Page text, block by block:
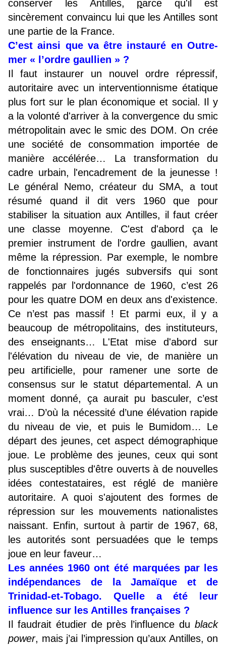
conserver les Antilles, parce qu'il est
sincèrement convaincu lui que les Antilles sont
une partie de la France.
C’est ainsi que va être instauré en Outre-
mer « l’ordre gaullien » ?
Il faut instaurer un nouvel ordre répressif,
autoritaire avec un interventionnisme étatique
plus fort sur le plan économique et social. Il y
a la volonté d'arriver à la convergence du smic
métropolitain avec le smic des DOM. On crée
une société de consommation importée de
manière accélérée… La transformation du
cadre urbain, l'encadrement de la jeunesse !
Le général Nemo, créateur du SMA, a tout
résumé quand il dit vers 1960 que pour
stabiliser la situation aux Antilles, il faut créer
une classe moyenne. C'est d'abord ça le
premier instrument de l'ordre gaullien, avant
même la répression. Par exemple, le nombre
de fonctionnaires jugés subversifs qui sont
rappelés par l'ordonnance de 1960, c’est 26
pour les quatre DOM en deux ans d'existence.
Ce n’est pas massif ! Et parmi eux, il y a
beaucoup de métropolitains, des instituteurs,
des enseignants… L'Etat mise d'abord sur
l'élévation du niveau de vie, de manière un
peu artificielle, pour ramener une sorte de
consensus sur le statut départemental. A un
moment donné, ça aurait pu basculer, c’est
vrai… D’où la nécessité d’une élévation rapide
du niveau de vie, et puis le Bumidom… Le
départ des jeunes, cet aspect démographique
joue. Le problème des jeunes, ceux qui sont
plus susceptibles d'être ouverts à de nouvelles
idées contestataires, est réglé de manière
autoritaire. A quoi s'ajoutent des formes de
répression sur les mouvements nationalistes
naissant. Enfin, surtout à partir de 1967, 68,
les autorités sont persuadées que le temps
joue en leur faveur…
Les années 1960 ont été marquées par les
indépendances de la Jamaïque et de
Trinidad-et-Tobago. Quelle a été leur
influence sur les Antilles françaises ?
Il faudrait étudier de près l’influence du black
power, mais j’ai l’impression qu’aux Antilles, on